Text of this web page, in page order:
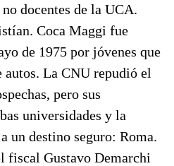
docentes de la UCA.
Coca Maggi fue
de 1975 por jóvenes que
La CNU repudió el
pero sus
universidades y la
un destino seguro: Roma.
fiscal Gustavo Demarchi